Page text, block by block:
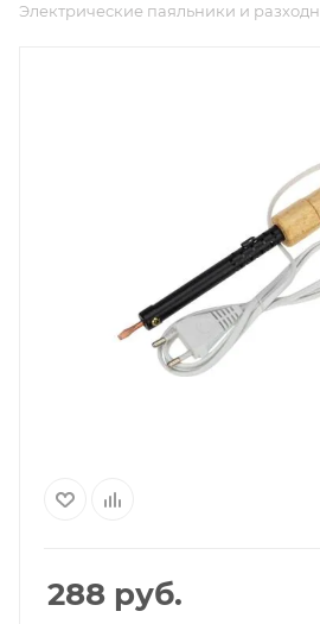
Электрические паяльники и
288 руб.